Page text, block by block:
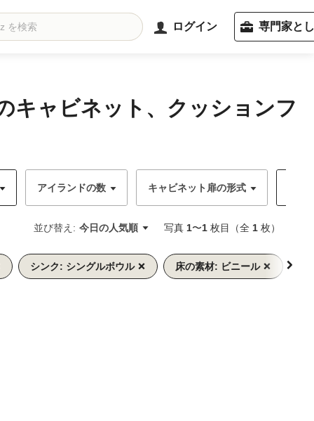
ログイン 専門家と
キャビネット、クッションフ
アイランドの数 キャビネット扉の形式
並び替え: 今日の人気順 写真 1〜1 枚目（全 1 枚）
シンク: シングルボウル 床の素材: ビニール